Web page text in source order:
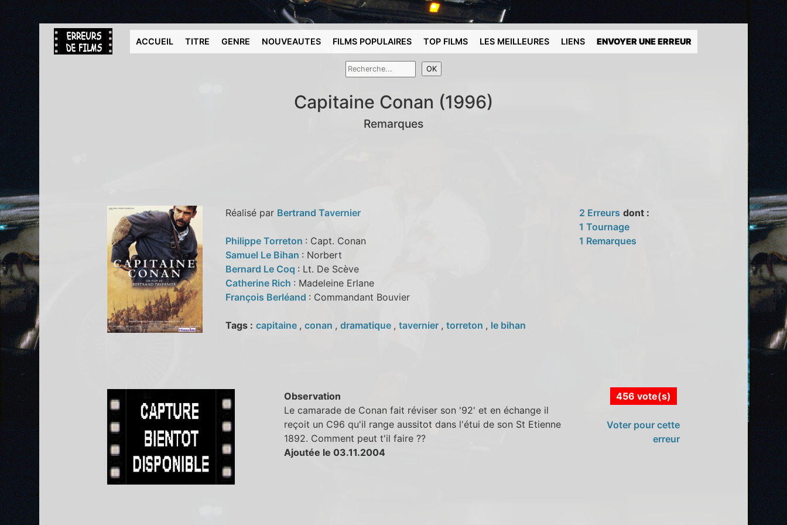
ACCUEIL TITRE GENRE NOUVEAUTES FILMS POPULAIRES TOP FILMS LES MEILLEURES LIENS ENVOYER UNE ERREUR
Capitaine Conan (1996)
Remarques
Réalisé par Bertrand Tavernier
Philippe Torreton : Capt. Conan
Samuel Le Bihan : Norbert
Bernard Le Coq : Lt. De Scève
Catherine Rich : Madeleine Erlane
François Berléand : Commandant Bouvier
Tags : capitaine , conan , dramatique , tavernier , torreton , le bihan
2 Erreurs dont :
1 Tournage
1 Remarques
Observation
Le camarade de Conan fait réviser son '92' et en échange il
reçoit un C96 qu'il range aussitot dans l'étui de son St Etienne
1892. Comment peut t'il faire ??
Ajoutée le 03.11.2004
456 vote(s)
Voter pour cette
erreur